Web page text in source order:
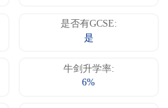
是否有GCSE:
是
牛剑升学率:
6%